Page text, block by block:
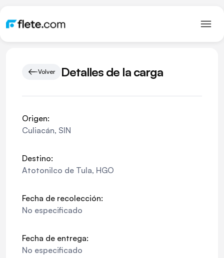
Volver Detalles de la carga
Origen:
Culiacán, SIN
Destino:
Atotonilco de Tula, HGO
Fecha de recolección:
No especificado
Fecha de entrega:
No especificado